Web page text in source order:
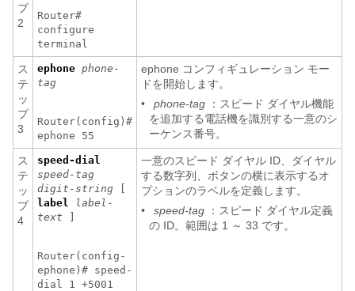
プ
2
Router#
configure
terminal
ス
テ
ッ
プ
3
ephone phone-
tag
Router(config)#
ephone 55
ephone コンフィギュレーション モー
ドを開始します。
•
phone-tag ：スピード ダイヤル機能
を追加する電話機を識別する一意のシ
ーケンス番号。
ス
テ
ッ
プ
4
speed-dial
speed-tag
digit-string
label
label-
text
Router(config-
ephone)# speed-
dial 1 +5001
一意のスピード ダイヤル ID、ダイヤル
する数字列、ボタンの横に表示するオ
プションのラベルを定義します。
•
speed-tag ：スピード ダイヤル定義
の ID。範囲は 1 ～ 33 です。